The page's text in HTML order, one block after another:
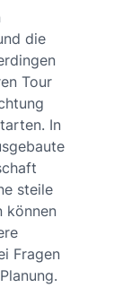
die
Tour
In
steile
können
Fragen